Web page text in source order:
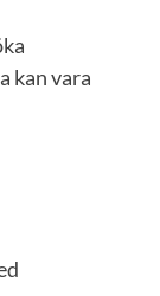
kan vara